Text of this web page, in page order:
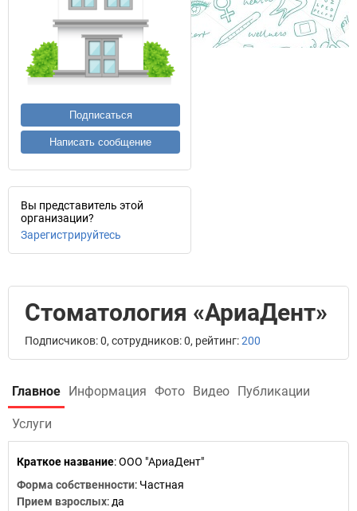
Подписаться
Написать сообщение
Вы представитель этой
организации?
Зарегистрируйтесь
Стоматология «АриаДент»
Подписчиков: 0, сотрудников: 0, рейтинг:200
Главное Информация Фото Видео Публикации
Услуги
Краткое название:ООО "АриаДент"
Форма собственности: Частная
Прием взрослых: да